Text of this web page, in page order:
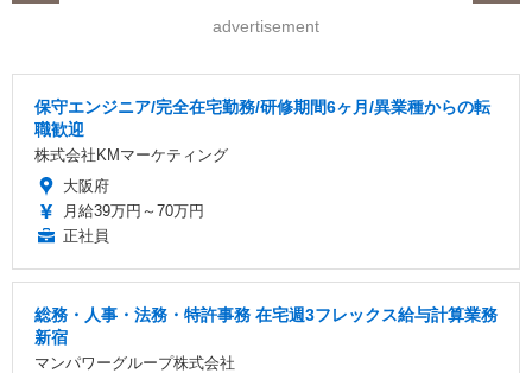
advertisement
保守エンジニア/完全在宅勤務/研修期間6ヶ月/異業種からの転
職歓迎
株式会社KMマーケティング
大阪府
月給39万円～70万円
正社員
総務・人事・法務・特許事務 在宅週3フレックス給与計算業務
新宿
マンパワーグループ株式会社